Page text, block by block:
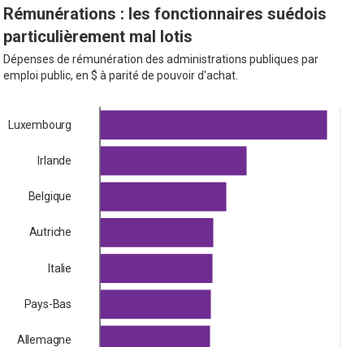
Rémunérations : les fonctionnaires suédois
particulièrement mal lotis
Dépenses de rémunération des administrations publiques par
emploi public, en $ à parité de pouvoir d'achat.
Luxembourg
Irlande
Belgique
Autriche
Italie
Pays-Bas
Allemagne